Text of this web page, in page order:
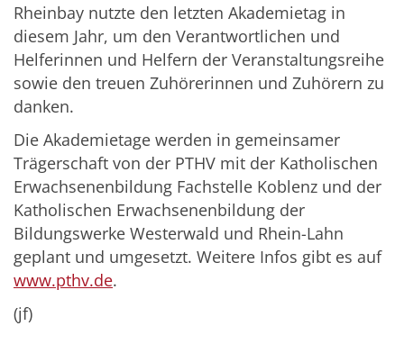
Rheinbay nutzte den letzten Akademietag in
diesem Jahr, um den Verantwortlichen und
Helferinnen und Helfern der Veranstaltungsreihe
sowie den treuen Zuhörerinnen und Zuhörern zu
danken.
Die Akademietage werden in gemeinsamer
Trägerschaft von der PTHV mit der Katholischen
Erwachsenenbildung Fachstelle Koblenz und der
Katholischen Erwachsenenbildung der
Bildungswerke Westerwald und Rhein-Lahn
geplant und umgesetzt. Weitere Infos gibt es auf
www.pthv.de.
(jf)